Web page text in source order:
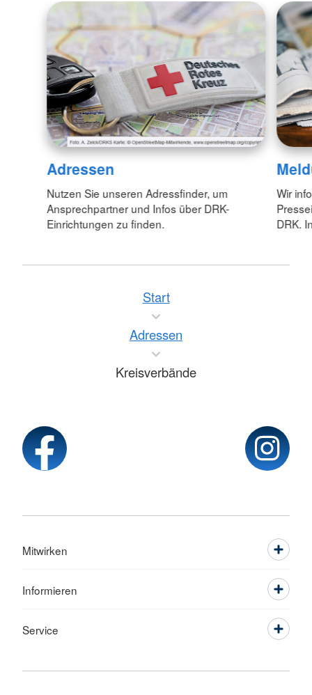
Adressen
Nutzen Sie unseren Adressfinder, um
Ansprechpartner und Infos über DRK-
Einrichtungen zu finden.
Wir
DRK.
Start
Adressen
Kreisverbände
Mitwirken
Informieren
Service